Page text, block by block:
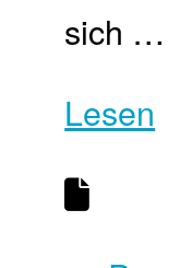
sich …
Lesen